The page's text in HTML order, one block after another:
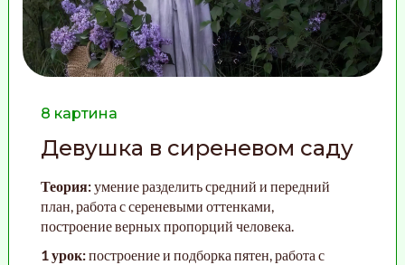
8 картина
Девушка в сиреневом саду
Теория:умение разделить средний и передний
план, работа с сереневыми оттенками,
построение верных пропорций человека.
1 урок:построение и подборка пятен, работа с